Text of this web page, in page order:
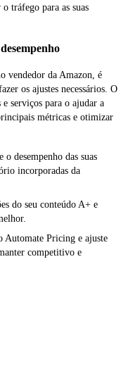
tráfego para as suas
vendedor da Amazon, é
os ajustes necessários. O
serviços para o ajudar a
métricas e otimizar
desempenho das suas
incorporadas da
do seu conteúdo A+ e
Automate Pricing e ajuste
competitivo e